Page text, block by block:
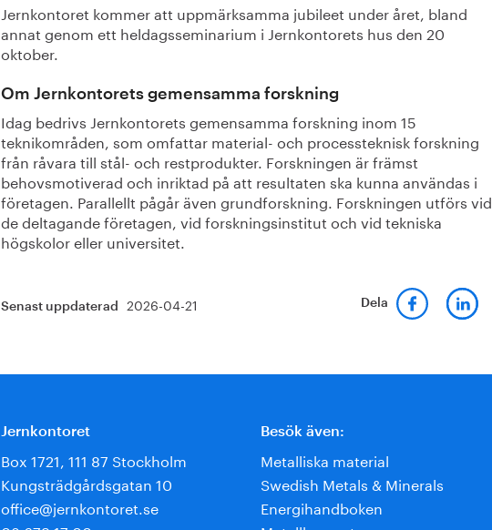
Jernkontoret kommer att uppmärksamma jubileet under året, bland
annat genom ett heldagsseminarium i Jernkontorets hus den 20
oktober.
Om Jernkontorets gemensamma forskning
Idag bedrivs Jernkontorets gemensamma forskning inom 15
teknikområden, som omfattar material- och processteknisk forskning
från råvara till stål- och restprodukter. Forskningen är främst
behovsmotiverad och inriktad på att resultaten ska kunna användas i
företagen. Parallellt pågår även grundforskning. Forskningen utförs vid
de deltagande företagen, vid forskningsinstitut och vid tekniska
högskolor eller universitet.
Senast uppdaterad 2026-04-21 Dela
Jernkontoret
Box 1721, 111 87 Stockholm
Kungsträdgårdsgatan 10
office@jernkontoret.se
Besök även:
Metalliska material
Swedish Metals & Minerals
Energihandboken